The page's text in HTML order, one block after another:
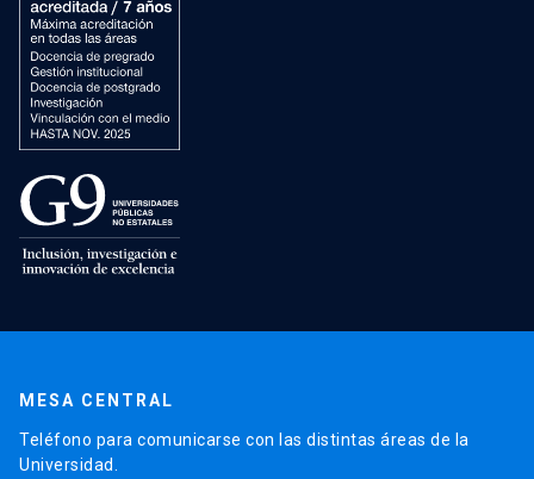
MESA CENTRAL
Teléfono para comunicarse con las distintas áreas de la
Universidad.